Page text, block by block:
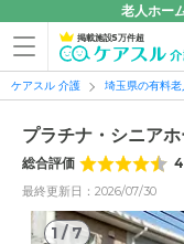
老人ホー
掲載施設5万件超
ケアスル 介護 埼玉県の有料
プラチナ・シニア
総合評価
最終更新日：2026/07/30
1 /7
1/7